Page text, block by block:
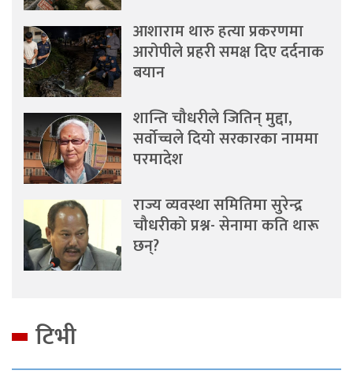
आशाराम थारु हत्या प्रकरणमा
आरोपीले प्रहरी समक्ष दिए दर्दनाक
बयान
शान्ति चौधरीले जितिन् मुद्दा,
सर्वोच्चले दियो सरकारका नाममा
परमादेश
राज्य व्यवस्था समितिमा सुरेन्द्र
चौधरीको प्रश्न- सेनामा कति थारू
छन्?
टिभी